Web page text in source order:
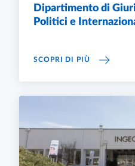
Dipartimento di
Politici e
SCOPRI DI PIÙ